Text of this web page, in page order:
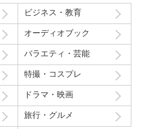
価格の高い順
年間ランキング
ビジネス・教育
オーディオブック
バラエティ・芸能
特撮・コスプレ
ドラマ・映画
旅行・グルメ